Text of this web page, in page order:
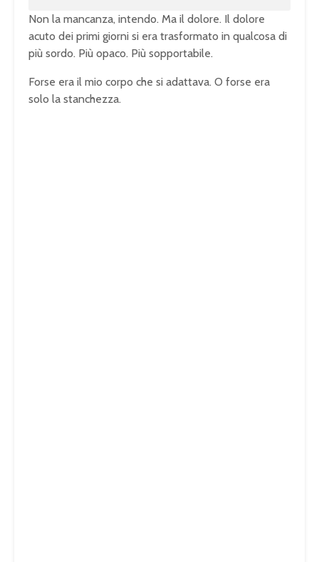
Non la mancanza, intendo. Ma il dolore. Il dolore
acuto dei primi giorni si era trasformato in qualcosa di
più sordo. Più opaco. Più sopportabile.
Forse era il mio corpo che si adattava. O forse era
solo la stanchezza.